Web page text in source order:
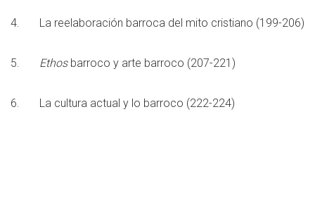
4. La reelaboración barroca del mito cristiano (199-206)
5. Ethosbarroco y arte barroco (207-221)
6. La cultura actual y lo barroco (222-224)